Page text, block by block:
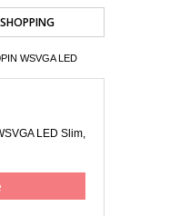
WSVGA LED
LED Slim,